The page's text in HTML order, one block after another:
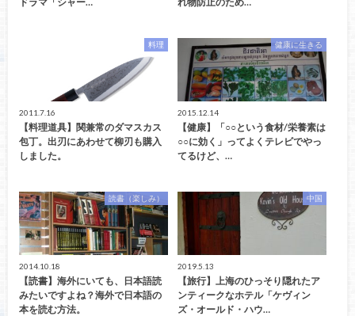
料理
2011.7.16
【料理道具】関兼常のダマスカス
包丁。出刃にあわせて柳刃も購入
しました。
健康に生きる
2015.12.14
【健康】「○○という食材/栄養素は
○○に効く」ってよくテレビでやっ
てるけど、…
読書（楽しみ）
2014.10.18
【読書】海外にいても、日本語読
みたいですよね？海外で日本語の
本を読む方法。
中国
2019.5.13
【旅行】上海のひっそり隠れたア
ンティークなホテル「ケヴィン
ズ・オールド・ハウ…